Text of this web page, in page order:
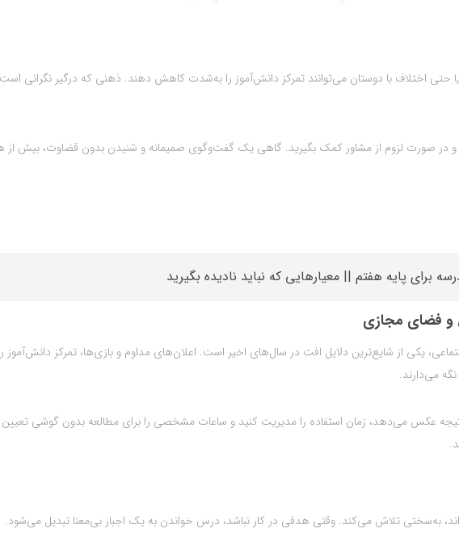
حتی اختلاف با دوستان می‌توانند تمرکز دانش‌آموز را به‌شدت کاهش دهند. ذهنی که درگیر نگرانی
و در صورت لزوم از مشاور کمک بگیرید. گاهی یک گفت‌وگوی صمیمانه و شنیدن بدون قضاوت، بیش از
برای پایه هفتم || معیارهایی که نباید نادیده بگیرید
یکی از شایع‌ترین دلایل افت در سال‌های اخیر است. اعلان‌های مداوم و بازی‌ها، تمرکز دانش‌آموز
می‌دارند.
عکس می‌دهد، زمان استفاده را مدیریت کنید و ساعات مشخصی را برای مطالعه بدون گوشی تعیین
به‌سختی تلاش می‌کند. وقتی هدفی در کار نباشد، درس خواندن به یک اجبار بی‌معنا تبدیل می‌شود.